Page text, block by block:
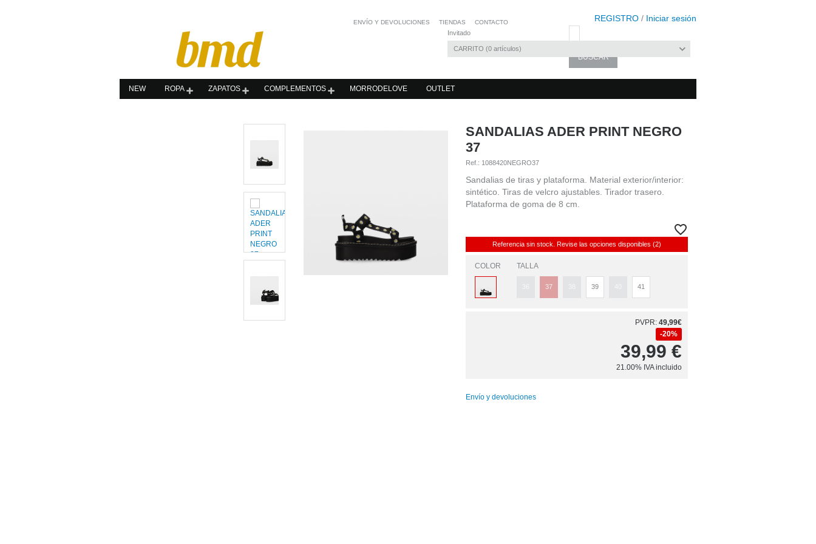
REGISTRO / Iniciar sesión
Invitado
CARRITO 0 artículos
ENVÍO Y DEVOLUCIONES TIENDAS CONTACTO
NEW ROPA ZAPATOS COMPLEMENTOS MORRODELOVE OUTLET
SANDALIAS ADER PRINT NEGRO
37
Ref.: 1088420NEGRO37
Sandalias de tiras y plataforma. Material exterior/interior:
sintético. Tiras de velcro ajustables. Tirador trasero.
Plataforma de goma de 8 cm.
Referencia sin stock. Revise las opciones disponibles (2)
COLOR TALLA
37 39 41
PVPR: 49,99€
20%
39,99 €
21.00% IVA incluido
Envío y devoluciones